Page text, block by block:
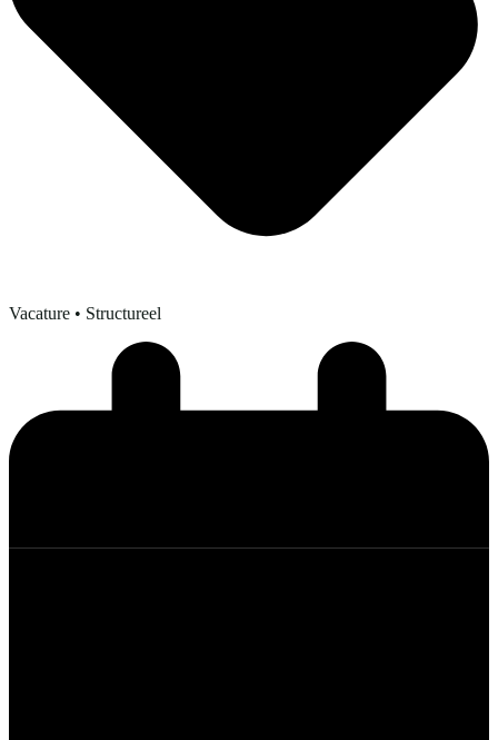
Vacature • Structureel